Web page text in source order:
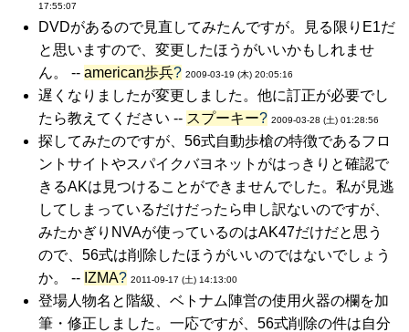
17:55:07
DVDがあるので見直してみたんですが。見る限りE1だ
と思いますので、変更したほうがいいかもしれませ
ん。 -- american歩兵? 2009-03-19 (木) 20:05:16
遅くなりましたが変更しました。他に訂正が必要でし
たら教えてください -- スプーキー? 2009-03-28 (土) 01:28:56
探してみたのですが、56式自動歩槍の特徴であるフロ
ントサイトやスパイクバヨネットがはっきりと確認で
きるAKは見つけることができませんでした。私が見逃
してしまっているだけだったら申し訳ないのですが、
みたかぎりNVAが使っているのはAK47だけだと思う
ので、56式は削除したほうがいいのではないでしょう
か。 -- IZMA? 2011-09-17 (土) 14:13:00
登場人物名と階級、ベトナム陣営の使用火器の欄を加
筆・修正しました。一応ですが、56式削除の件は自分